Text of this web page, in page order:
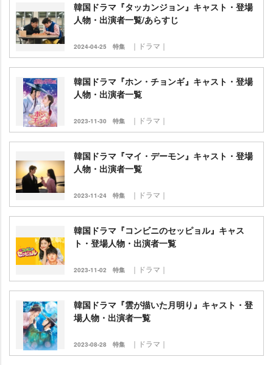
韓国ドラマ『タッカンジョン』キャスト・登場
人物・出演者一覧/あらすじ
2024-04-25 特集 ｜ドラマ｜
韓国ドラマ『ホン・チョンギ』キャスト・登場
人物・出演者一覧
2023-11-30 特集 ｜ドラマ｜
韓国ドラマ『マイ・デーモン』キャスト・登場
人物・出演者一覧
2023-11-24 特集 ｜ドラマ｜
韓国ドラマ『コンビニのセッピョル』キャス
ト・登場人物・出演者一覧
2023-11-02 特集 ｜ドラマ｜
韓国ドラマ『雲が描いた月明り』キャスト・登
場人物・出演者一覧
2023-08-28 特集 ｜ドラマ｜